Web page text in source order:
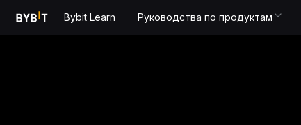
Bybit Learn Руководства по продуктам